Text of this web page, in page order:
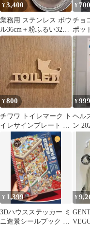
¥3,400
業務用 ステンレス ボウ
ル36cm＋粉ふるい32cm
セット 洋食店使用品
¥ 700
チョ
ポッ
培 甘
の香
¥800
チワワ トイレマーク ト
イレサインプレート ク
ッキー色
¥999
ヘル
ン
¥ 1,399
3Dハウスステッカー ミ
ニ造景シールブック シ
¥